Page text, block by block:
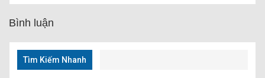
Bình luận
Tìm Kiếm Nhanh